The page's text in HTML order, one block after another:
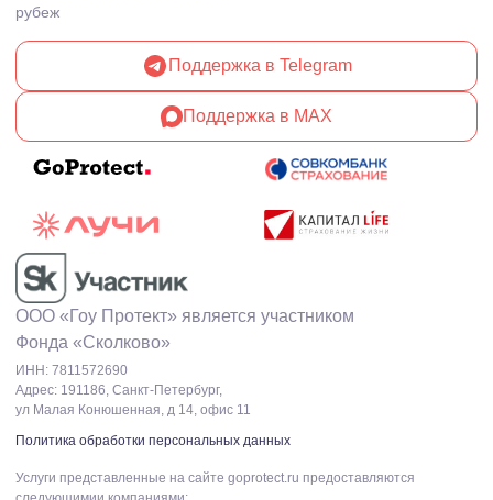
рубеж
Поддержка в Telegram
Поддержка в MAX
ООО «Гоу Протект» является участником
Фонда «Сколково»
ИНН: 7811572690
Адрес: 191186, Санкт-Петербург,
ул Малая Конюшенная, д 14, офис 11
Политика обработки персональных данных
Услуги представленные на сайте goprotect.ru предоставляются